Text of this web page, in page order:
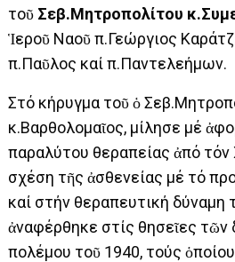
τοῦ Σεβ.Μητροπολίτου
Ἱεροῦ Ναοῦ π.Γεώργιος
π.Παῦλος καί π.Παντελεήμων.
Στό κήρυγμα τοῦ ὁ
κ.Βαρθολομαῖος, μίλησε μέ
παραλύτου θεραπείας ἀπό τόν
σχέση τῆς ἀσθενείας μέ τό
καί στήν θεραπευτική δύναμη
ἀναφέρθηκε στίς θησεῖες
πολέμου τοῦ 1940, τούς